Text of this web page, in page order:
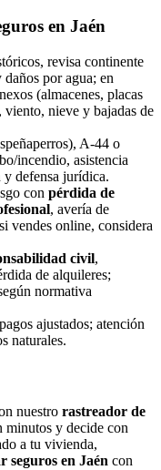
en Jaén
revisa continente
por agua; en
(almacenes, placas
viento, nieve y bajadas de
A‑44 o
incendio, asistencia
defensa jurídica.
con pérdida de
, avería de
vendes online, considera
civil,
de alquileres;
normativa
ajustados; atención
naturales.
nuestro rastreador de
minutos y decide con
a tu vivienda,
seguros en Jaén con